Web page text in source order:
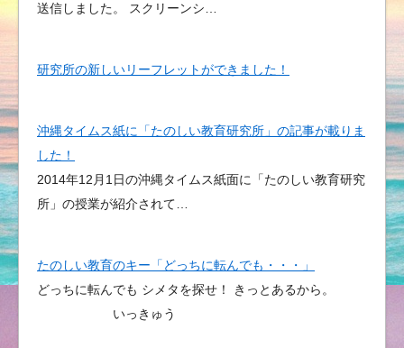
送信しました。 スクリーンシ…
研究所の新しいリーフレットができました！
沖縄タイムス紙に「たのしい教育研究所」の記事が載りま
した！
2014年12月1日の沖縄タイムス紙面に「たのしい教育研究
所」の授業が紹介されて…
たのしい教育のキー「どっちに転んでも・・・」
どっちに転んでも シメタを探せ！ きっとあるから。
いっきゅう